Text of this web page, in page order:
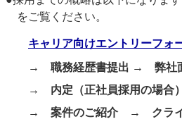
をご覧ください。
キャリア向けエントリーフォ
→ 職務経歴書提出 → 弊社
→ 内定（正社員採用の場合）
→ 案件のご紹介 → クライ